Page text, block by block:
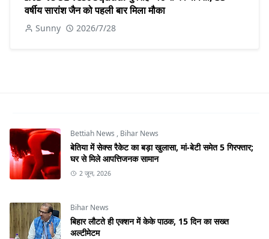
वर्षीय सारांश जैन को पहली बार मिला मौका
Sunny 2026/7/28
Bettiah News , Bihar News
बेतिया में सेक्स रैकेट का बड़ा खुलासा, मां-बेटी समेत 5 गिरफ्तार;
घर से मिले आपत्तिजनक सामान
2 जून, 2026
Bihar News
बिहार लौटते ही एक्शन में केके पाठक, 15 दिन का सख्त
अल्टीमेटम